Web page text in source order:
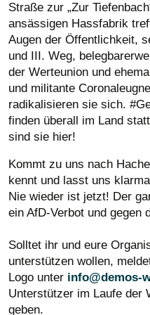
Straße zur „Zur
ansässigen Hassfabrik
Augen der Öffentlichkeit,
und III. Weg,
der Werteunion und
und militante
radikalisieren sie sich.
finden überall im Land
sind sie hier!
Kommt zu uns nach
kennt und lasst uns
Nie wieder ist jetzt! Der
ein AfD-Verbot und gegen
Solltet ihr und eure
unterstützen wollen,
Logo unter info@demos-
Unterstützer im Laufe der
geben.